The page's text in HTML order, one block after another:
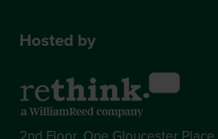
Hosted by